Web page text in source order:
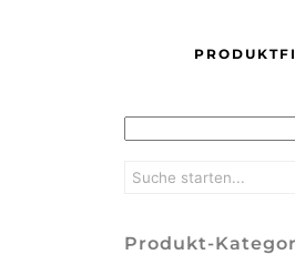
Produkt-